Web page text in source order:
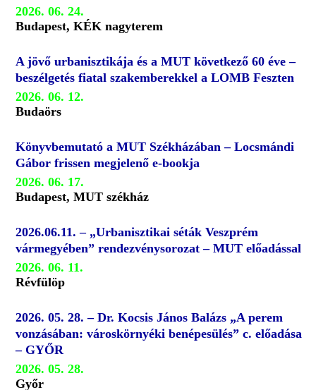
2026. 06. 24.
Budapest, KÉK nagyterem
A jövő urbanisztikája és a MUT következő 60 éve –
beszélgetés fiatal szakemberekkel a LOMB Feszten
2026. 06. 12.
Budaörs
Könyvbemutató a MUT Székházában – Locsmándi
Gábor frissen megjelenő e-bookja
2026. 06. 17.
Budapest, MUT székház
2026.06.11. – „Urbanisztikai séták Veszprém
vármegyében” rendezvénysorozat – MUT előadással
2026. 06. 11.
Révfülöp
2026. 05. 28. – Dr. Kocsis János Balázs „A perem
vonzásában: városkörnyéki benépesülés” c. előadása
– GYŐR
2026. 05. 28.
Győr